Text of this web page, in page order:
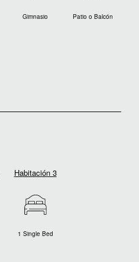
Gimnasio Patio o Balcón
Habitación 3
1 Single Bed